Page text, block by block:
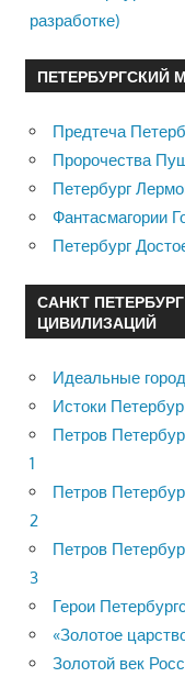
разработке)
ПЕТЕРБУРГСКИЙ
Предтеча
Пророчества
Петербург
Фантасмагории
Петербург
САНКТ
ЦИВИЛИЗАЦИЙ
Идеальные
Истоки
Петров
1
Петров
2
Петров
3
Герои
«Золотое
Золотой век